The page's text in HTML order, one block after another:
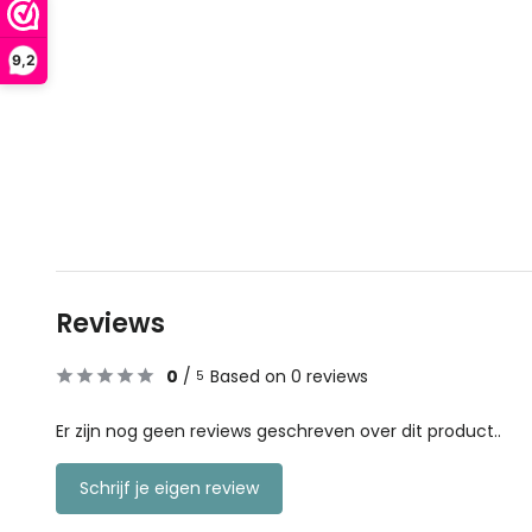
9,2
Reviews
0 / 5 Based on 0 reviews
Er zijn nog geen reviews geschreven over dit product..
Schrijf je eigen review